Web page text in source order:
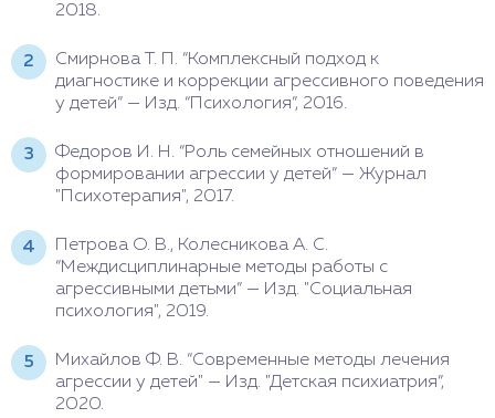
2018.
Смирнова Т. П. “Комплексный подход к
диагностике и коррекции агрессивного поведения
у детей” — Изд. “Психология”, 2016.
Федоров И. Н. “Роль семейных отношений в
формировании агрессии у детей” — Журнал
"Психотерапия", 2017.
Петрова О. В., Колесникова А. С.
“Междисциплинарные методы работы с
агрессивными детьми” — Изд. "Социальная
психология", 2019.
Михайлов Ф. В. “Современные методы лечения
агрессии у детей" — Изд. "Детская психиатрия”,
2020.